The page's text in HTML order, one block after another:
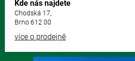
Kde nás najdete
Chodská 17,
Brno 612 00
více o prodejně